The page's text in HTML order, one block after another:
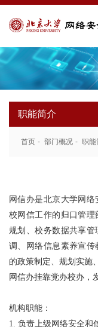
职能简介
首页 - 部门概况 - 职能
网信办是北京大学网
校网信工作的归口管
规划、校务数据共享
调、网络信息素养宣
的政策制定、规划实施
网信办挂靠党办校办，
机构职能：
1. 负责上级网络安全和